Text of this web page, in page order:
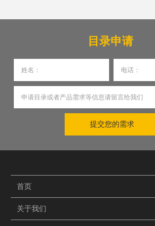
目录申请
提交您的需求
首页
关于我们